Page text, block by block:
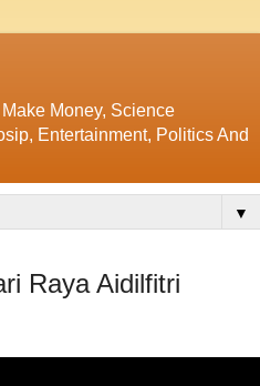
Money, Science
Entertainment, Politics And
▼
Raya Aidilfitri